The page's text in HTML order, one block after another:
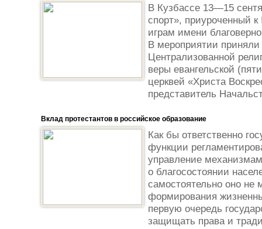
В Кузбассе 13—15
спорт», приуроченный
играм имени
В мероприятии приняли
Централизованной
веры евангельской
церквей «Христа
представитель
Вклад протестантов в российское образование
Как бы ответственно
функции
управление
о благосостоянии
самостоятельно оно не
формирования
первую очередь
защищать права и